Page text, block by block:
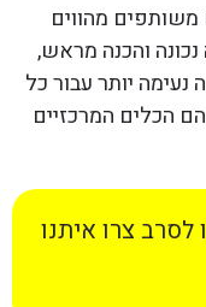
משותפים מהווים
והכנה מראש,
יותר עבור כל
הכלים המרכזיים
צרו איתנו